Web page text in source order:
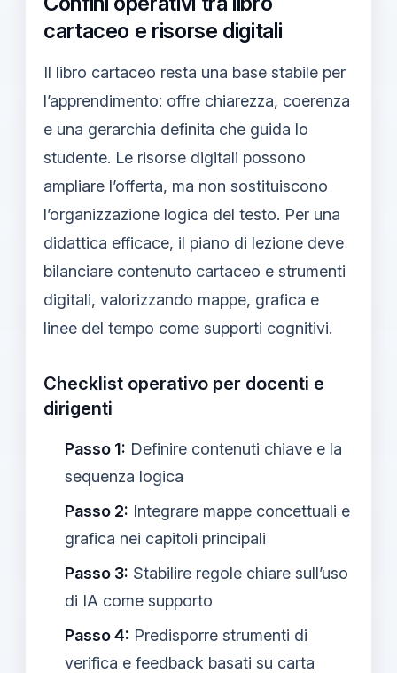
cartaceo e risorse digitali
Il libro cartaceo resta una base stabile per
l’apprendimento: offre chiarezza, coerenza
e una gerarchia definita che guida lo
studente. Le risorse digitali possono
ampliare l’offerta, ma non sostituiscono
l’organizzazione logica del testo. Per una
didattica efficace, il piano di lezione deve
bilanciare contenuto cartaceo e strumenti
digitali, valorizzando mappe, grafica e
linee del tempo come supporti cognitivi.
Checklist operativo per docenti e
dirigenti
Passo 1: Definire contenuti chiave e la
sequenza logica
Passo 2: Integrare mappe concettuali e
grafica nei capitoli principali
Passo 3: Stabilire regole chiare sull’uso
di IA come supporto
Passo 4: Predisporre strumenti di
verifica e feedback basati su carta